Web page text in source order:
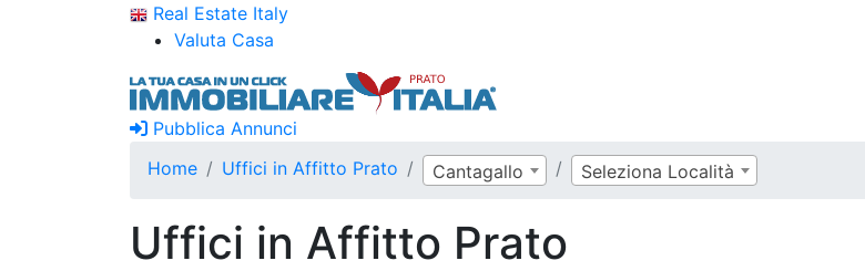
Real Estate Italy
Valuta Casa
Pubblica Annunci
Home
Uffici in Affitto Prato Cantagallo Seleziona Località
Uffici in Affitto Prato